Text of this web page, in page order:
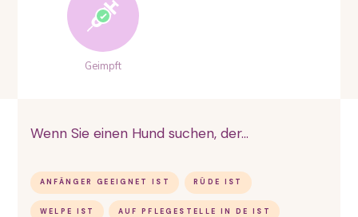
Geimpft
Wenn Sie einen Hund suchen, der...
ANFÄNGER GEEIGNET IST RÜDE IST
WELPE IST AUF PFLEGESTELLE IN DE IST